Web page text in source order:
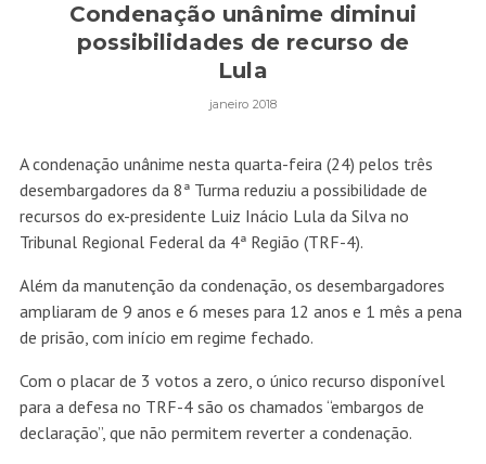
Condenação unânime diminui
possibilidades de recurso de
Lula
janeiro 2018
A condenação unânime nesta quarta-feira (24) pelos três
desembargadores da 8ª Turma reduziu a possibilidade de
recursos do ex-presidente Luiz Inácio Lula da Silva no
Tribunal Regional Federal da 4ª Região (TRF-4).
Além da manutenção da condenação, os desembargadores
ampliaram de 9 anos e 6 meses para 12 anos e 1 mês a pena
de prisão, com início em regime fechado.
Com o placar de 3 votos a zero, o único recurso disponível
para a defesa no TRF-4 são os chamados “embargos de
declaração”, que não permitem reverter a condenação.